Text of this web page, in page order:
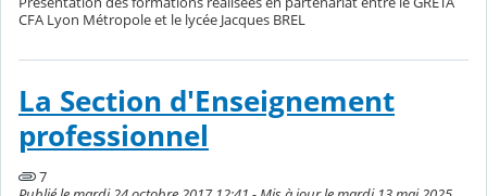
CFA Lyon Métropole et le lycée Jacques BREL
La Section d'Enseignement
professionnel
7